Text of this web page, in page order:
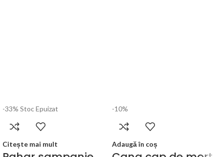
-33% Stoc Epuizat
Citește mai mult
-10%
Adaugă în coș